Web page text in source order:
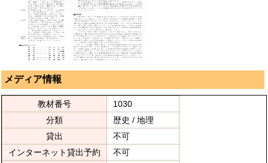
メディア情報
教材番号
1030
分類
歴史 / 地理
貸出
不可
インターネット貸出予約
不可